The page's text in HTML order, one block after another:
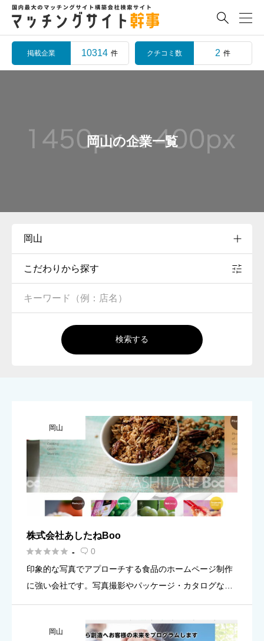

掲載企業 10314 件 クチコミ数 2 件
岡山の企業一覧
こだわりから探す
検索する
岡山
株式会社あしたねBoo
 -  0
印象的な写真でアプローチする食品のホームページ制作
に強い会社です。写真撮影やパッケージ・カタログなど
すべてに商品撮影・イメージ写真撮影が含まれていま
す。自然体で香りや温度 […]
岡山